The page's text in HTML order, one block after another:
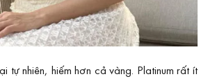
tự nhiên, hiếm hơn cả vàng. Platinum rất ít